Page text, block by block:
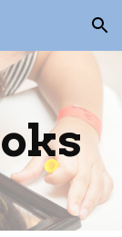
Skip to navigation